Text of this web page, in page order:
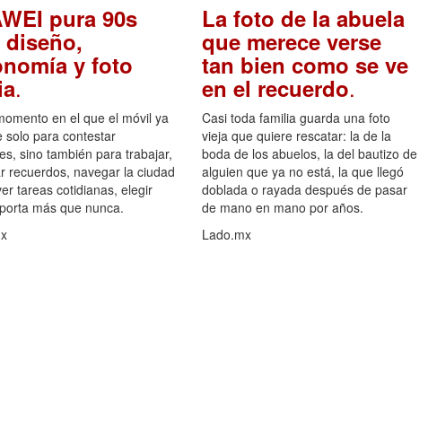
pura 90s
y foto
.
en el que el móvil ya
solo para contestar
sino también para trabajar,
recuerdos, navegar la ciudad
tareas cotidianas, elegir
más que nunca.
La foto de la abuela
que merece verse
tan bien como se ve
en el recuerdo.
Casi toda familia guarda una foto
vieja que quiere rescatar: la de la
boda de los abuelos, la del bautizo de
alguien que ya no está, la que llegó
doblada o rayada después de pasar
de mano en mano por años.
Lado.mx